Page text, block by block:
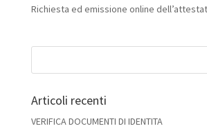
Richiesta ed emissione online
Articoli recenti
VERIFICA DOCUMENTI DI IDENTITA